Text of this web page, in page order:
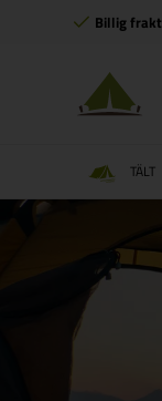
Billig frakt
TÄLT